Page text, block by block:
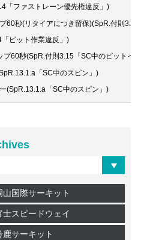
ファストレーン優先権違反」)
秒(リタイアにつき留保)(SpR.付則3.15
ピット作業違反」)
60秒(SpR.付則3.15「SC中のピットイ
「SC中のスピン」)
(SpR.13.1.a「SC中のスピン」)
国際サーキット
スピードウェイ
サーキット